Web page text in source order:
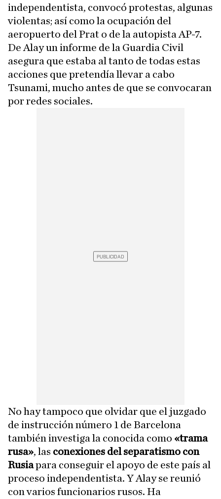
independentista, convocó protestas, algunas
violentas; así como la ocupación del
aeropuerto del Prat o de la autopista AP-7.
De Alay un informe de la Guardia Civil
asegura que estaba al tanto de todas estas
acciones que pretendía llevar a cabo
Tsunami, mucho antes de que se convocaran
por redes sociales.
No hay tampoco que olvidar que el juzgado
de instrucción número 1 de Barcelona
también investiga la conocida como «trama
rusa», las conexiones del separatismo con
Rusiapara conseguir el apoyo de este país al
proceso independentista. Y Alay se reunió
con varios funcionarios rusos. Ha